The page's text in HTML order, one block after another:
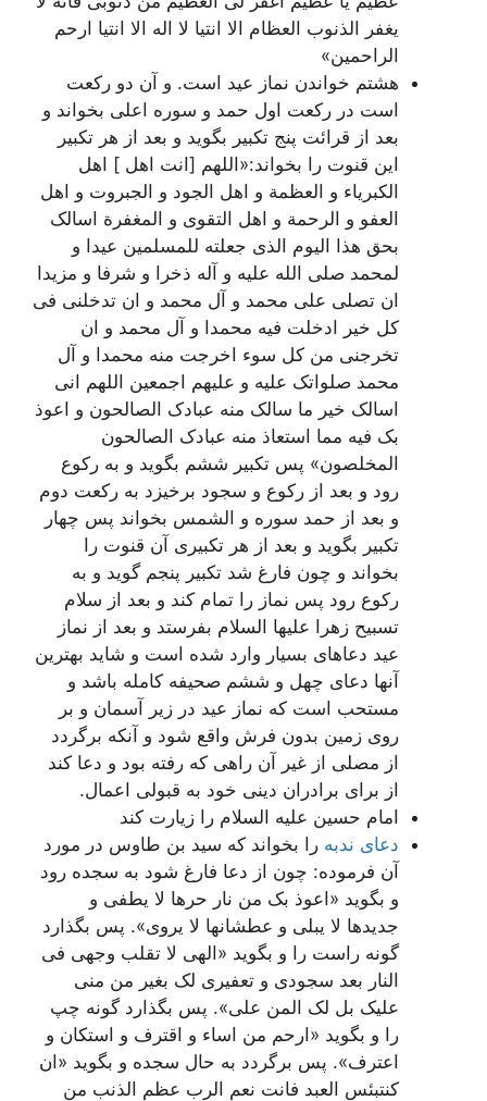
یغفر الذنوب العظام الا انت‏یا لا اله الا انت‏یا ارحم
الراحمین»
هشتم خواندن نماز عید است. و آن دو رکعت
است در رکعت اول حمد و سوره اعلى بخواند و
بعد از قرائت پنج تکبیر بگوید و بعد از هر تکبیر
این قنوت را بخواند:«اللهم [انت اهل ] اهل
الکبریاء و العظمة و اهل الجود و الجبروت و اهل
العفو و الرحمة و اهل التقوى و المغفرة اسالک
بحق هذا الیوم الذی جعلته للمسلمین عیدا و
لمحمد صلى الله علیه و آله ذخرا و شرفا و مزیدا
ان تصلی على محمد و آل محمد و ان تدخلنی فی
کل خیر ادخلت فیه محمدا و آل محمد و ان
تخرجنی من کل سوء اخرجت منه محمدا و آل
محمد صلواتک علیه و علیهم اجمعین اللهم انی
اسالک خیر ما سالک منه عبادک الصالحون و اعوذ
بک فیه مما استعاذ منه عبادک الصالحون
المخلصون» پس تکبیر ششم بگوید و به رکوع
رود و بعد از رکوع و سجود برخیزد به رکعت دوم
و بعد از حمد سوره و الشمس بخواند پس چهار
تکبیر بگوید و بعد از هر تکبیرى آن قنوت را
بخواند و چون فارغ شد تکبیر پنجم گوید و به
رکوع رود پس نماز را تمام کند و بعد از سلام
تسبیح زهرا علیها السلام بفرستد و بعد از نماز
عید دعاهاى بسیار وارد شده است و شاید بهترین
آنها دعاى چهل و ششم صحیفه کامله باشد و
مستحب است که نماز عید در زیر آسمان و بر
روى زمین بدون فرش واقع شود و آنکه برگردد
از مصلى از غیر آن راهى که رفته بود و دعا کند
از براى برادران دینى خود به قبولى اعمال.
امام حسین علیه السلام را زیارت کند
دعای ندبه را بخواند که سید بن طاوس در مورد
آن فرموده: چون از دعا فارغ شود به سجده رود
و بگوید «اعوذ بک من نار حرها لا یطفى و
جدیدها لا یبلى و عطشانها لا یروى». پس بگذارد
گونه راست را و بگوید «الهی لا تقلب وجهی فی
النار بعد سجودی و تعفیری لک بغیر من منی
علیک بل لک المن علی». پس بگذارد گونه چپ
را و بگوید «ارحم من اساء و اقترف و استکان و
اعترف». پس برگردد به حال سجده و بگوید «ان
کنت‏بئس العبد فانت نعم الرب عظم الذنب من